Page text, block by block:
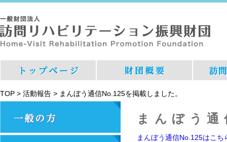
TOP > 活動報告 > まんぼう通信No.125を掲載しました。
まんぼう
まんぼう通信No.125はこち